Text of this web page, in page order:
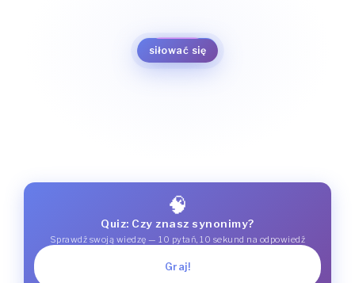
siłować się
mocować się
usiłować
walczyć
🧠
Quiz: Czy znasz synonimy?
Sprawdź swoją wiedzę — 10 pytań, 10 sekund na odpowiedź
Graj!